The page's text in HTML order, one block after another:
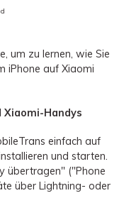
um zu lernen, wie Sie
iPhone auf Xiaomi
Xiaomi-Handys
einfach auf
und starten.
übertragen" ("Phone
über Lightning- oder